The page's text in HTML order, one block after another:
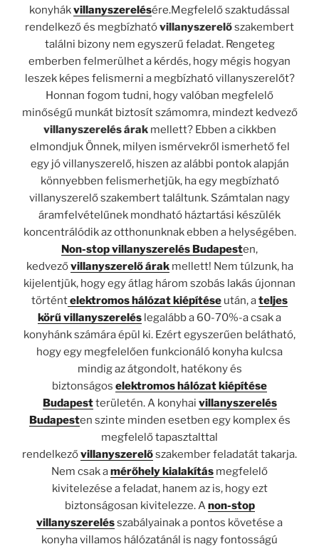
konyhákvillanyszerelésére.Megfelelő szaktudással
rendelkező és megbízhatóvillanyszerelőszakembert
találni bizony nem egyszerű feladat. Rengeteg
emberben felmerülhet a kérdés, hogy mégis hogyan
leszek képes felismerni a megbízható villanyszerelőt?
Honnan fogom tudni, hogy valóban megfelelő
minőségű munkát biztosít számomra, mindezt kedvező
villanyszerelés árakmellett? Ebben a cikkben
elmondjuk Önnek, milyen ismérvekről ismerhető fel
egy jó villanyszerelő, hiszen az alábbi pontok alapján
könnyebben felismerhetjük, ha egy megbízható
villanyszerelő szakembert találtunk. Számtalan nagy
áramfelvételűnek mondható háztartási készülék
koncentrálódik az otthonunknak ebben a helységében.
Non-stop villanyszerelés Budapesten,
kedvezővillanyszerelő árakmellett! Nem túlzunk, ha
kijelentjük, hogy egy átlag három szobás lakás újonnan
történtelektromos hálózat kiépítése után, ateljes
körű villanyszerelés legalább a 60-70%-a csak a
konyhánk számára épül ki. Ezért egyszerűen belátható,
hogy egy megfelelően funkcionáló konyha kulcsa
mindig az átgondolt, hatékony és
biztonságos elektromos hálózat kiépítése
Budapestterületén. A konyhai villanyszerelés
Budapesten szinte minden esetben egy komplex és
megfelelő tapasztalttal
rendelkezővillanyszerelőszakember feladatát takarja.
Nem csak amérőhely kialakítás megfelelő
kivitelezése a feladat, hanem az is, hogy ezt
biztonságosan kivitelezze. A non-stop
villanyszerelésszabályainak a pontos követése a
konyha villamos hálózatánál is nagy fontosságú